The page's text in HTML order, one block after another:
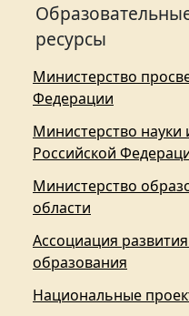
ресурсы
Министерство
Федерации
Министерство
Российской
Министерство
области
Ассоциация
образования
Национальные